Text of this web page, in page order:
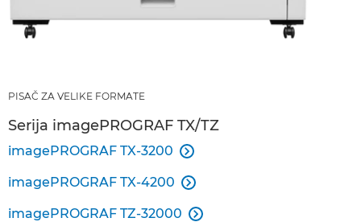
PISAČ ZA VELIKE FORMATE
Serija imagePROGRAF TX/TZ
imagePROGRAF TX-3200 
imagePROGRAF TX-4200 
imagePROGRAF TZ-32000 